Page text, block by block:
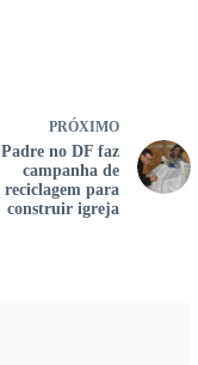
PRÓXIMO
Padre no DF faz
campanha de
reciclagem para
construir igreja